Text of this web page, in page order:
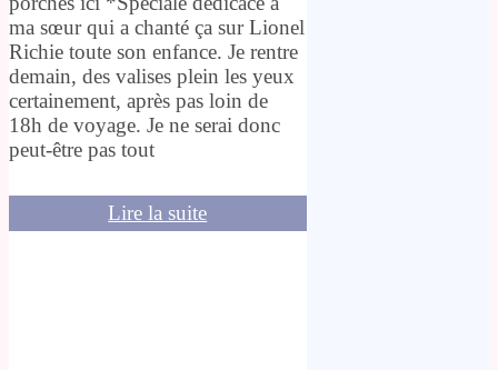
ma sœur qui a chanté ça sur Lionel
Richie toute son enfance. Je rentre
demain, des valises plein les yeux
certainement, après pas loin de
18h de voyage. Je ne serai donc
peut-être pas tout
Lire la suite